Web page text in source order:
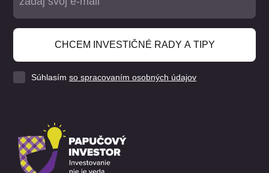
CHCEM INVESTIČNÉ RADY A TIPY
Súhlasím so spracovaním osobných údajov